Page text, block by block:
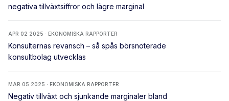
negativa tillväxtsiffror och lägre marginal
APR 02 2025 · EKONOMISKA RAPPORTER
Konsulternas revansch – så spås börsnoterade
konsultbolag utvecklas
MAR 05 2025 · EKONOMISKA RAPPORTER
Negativ tillväxt och sjunkande marginaler bland